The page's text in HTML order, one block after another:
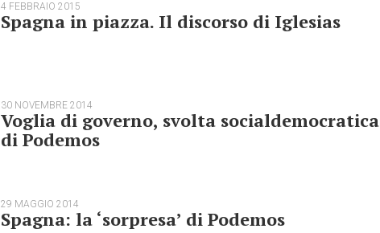
4 FEBBRAIO 2015
Spagna in piazza. Il discorso di Iglesias
30 NOVEMBRE 2014
Voglia di governo, svolta socialdemocratica
di Podemos
29 MAGGIO 2014
Spagna: la ‘sorpresa’ di Podemos